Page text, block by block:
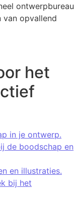
ontwerpbureau
van opvallend
het
in je ontwerp.
de boodschap en
en illustraties.
bij het